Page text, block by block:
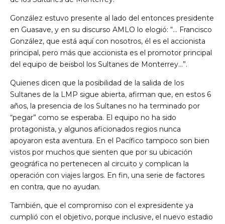
González estuvo presente al lado del entonces presidente
en Guasave, y en su discurso AMLO lo elogió: “… Francisco
González, que está aquí con nosotros, él es el accionista
principal, pero más que accionista es el promotor principal
del equipo de beisbol los Sultanes de Monterrey…”.
Quienes dicen que la posibilidad de la salida de los
Sultanes de la LMP sigue abierta, afirman que, en estos 6
años, la presencia de los Sultanes no ha terminado por
“pegar” como se esperaba. El equipo no ha sido
protagonista, y algunos aficionados regios nunca
apoyaron esta aventura. En el Pacífico tampoco son bien
vistos por muchos que sienten que por su ubicación
geográfica no pertenecen al circuito y complican la
operación con viajes largos. En fin, una serie de factores
en contra, que no ayudan.
También, que el compromiso con el expresidente ya
cumplió con el objetivo, porque inclusive, el nuevo estadio